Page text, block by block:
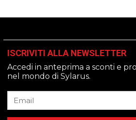
ISCRIVITI ALLA NEWSLETTER
Accedi in anteprima a sconti e
nel mondo di Sylarus.